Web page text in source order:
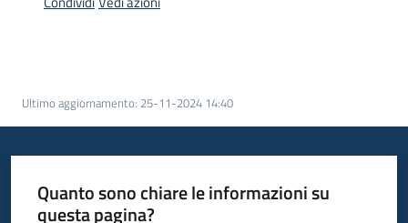
Argomenti
Servizi
Leggi
Ultimo aggiornamento: 25-11-2024 14:40
Quanto sono chiare le informazioni su
questa pagina?